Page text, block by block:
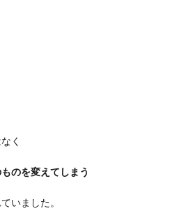
く
のを変えてしまう
いました。